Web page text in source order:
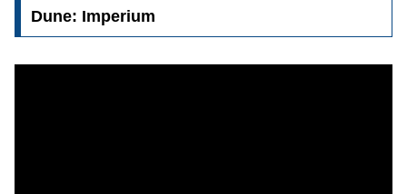
Dune: Imperium